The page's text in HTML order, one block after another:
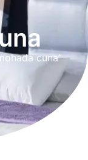
cuna”